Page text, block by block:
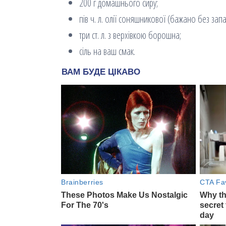
пів ч. л. олії соняшникової (бажано без
три ст. л. з верхівкою борошна;
сіль на ваш смак.